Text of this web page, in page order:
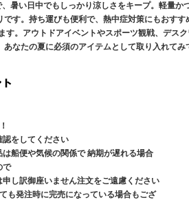
暑い日中でもしっかり涼しさをキープ。軽量か
す。持ち運びも便利で、熱中症対策にもおすす
す。アウトドアイベントやスポーツ観戦、デス
なたの夏に必須のアイテムとして取り入れてみ
をしてください
は船便や気候の関係で 納期が遅れる場合
で
申し訳御座いません注文をご遠慮ください
も発注時に完売になっている場合もござ